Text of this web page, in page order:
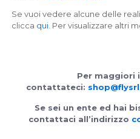
Se vuoi vedere alcune delle
clicca qui . Per visualizzare altri
Per maggiori
contattateci:
Se sei un ente ed hai
contattaci all’indirizzo